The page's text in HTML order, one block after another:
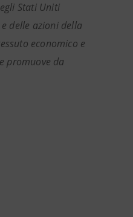
Stati Uniti
delle azioni della
economico e
promuove da